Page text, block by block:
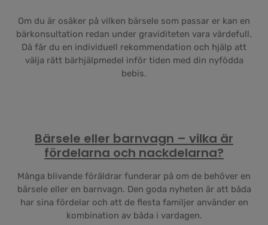
Om du är osäker på vilken bärsele som passar er kan en
bärkonsultation redan under graviditeten vara värdefull.
Då får du en individuell rekommendation och hjälp att
välja rätt bärhjälpmedel inför tiden med din nyfödda
bebis.
Bärsele eller barnvagn – vilka är
fördelarna och nackdelarna?
Många blivande föräldrar funderar på om de behöver en
bärsele eller en barnvagn. Den goda nyheten är att båda
har sina fördelar och att de flesta familjer använder en
kombination av båda i vardagen.